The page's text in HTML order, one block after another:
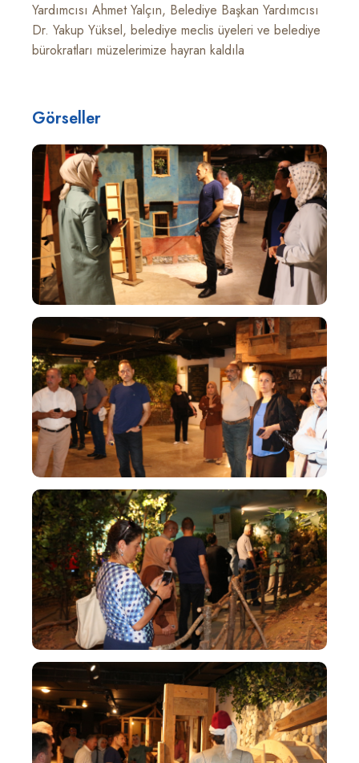
Yardımcısı Ahmet Yalçın, Belediye Başkan Yardımcısı
Dr. Yakup Yüksel, belediye meclis üyeleri ve belediye
bürokratları müzelerimize hayran kaldıla
Görseller